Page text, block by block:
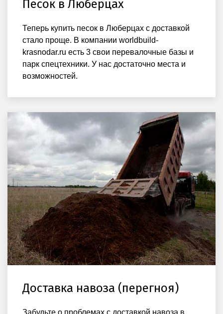
Песок в Люберцах
Теперь купить песок в Люберцах с доставкой
стало проще. В компании worldbuild-
krasnodar.ru есть 3 свои перевалочные базы и
парк спецтехники. У нас достаточно места и
возможностей.
Доставка навоза (перегноя)
Забудьте о проблемах с доставкой навоза в